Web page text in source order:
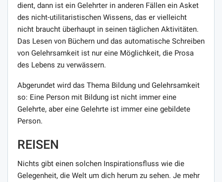
dient, dann ist ein Gelehrter in anderen Fällen ein Asket
des nicht-utilitaristischen Wissens, das er vielleicht
nicht braucht überhaupt in seinen täglichen Aktivitäten.
Das Lesen von Büchern und das automatische Schreiben
von Gelehrsamkeit ist nur eine Möglichkeit, die Prosa
des Lebens zu verwässern.
Abgerundet wird das Thema Bildung und Gelehrsamkeit
so: Eine Person mit Bildung ist nicht immer eine
Gelehrte, aber eine Gelehrte ist immer eine gebildete
Person.
REISEN
Nichts gibt einen solchen Inspirationsfluss wie die
Gelegenheit, die Welt um dich herum zu sehen. Je mehr